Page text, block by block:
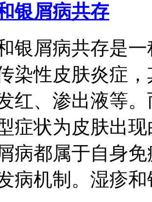
银屑病共存
银屑病共存是
染性皮肤炎症
红、渗出液等
症状为皮肤出
病都属于自身
病机制。湿疹